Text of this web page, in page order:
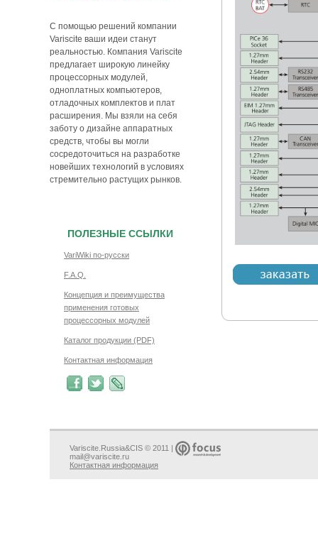
С помощью решений компании
Variscite ваши идеи станут
реальностью. Компания Variscite
предлагает широкую линейку
процессорных модулей,
одноплатных компьютеров,
отладочных комплектов и плат
расширения. Мы взяли на себя
заботу о дизайне аппаратных
средств, чтобы вы могли
сосредоточиться на разработке
новейших технологий в условиях
стремительно растущих рынков.
ПОЛЕЗНЫЕ ССЫЛКИ
VariWiki по-русски
F.A.Q.
Концепция и преимущества
применения готовых
процессорных модулей
Каталог продукции (PDF)
Контактная информация
Variscite.Russia&CIS © 2011 |
mail@variscite.ru
Контактная информация